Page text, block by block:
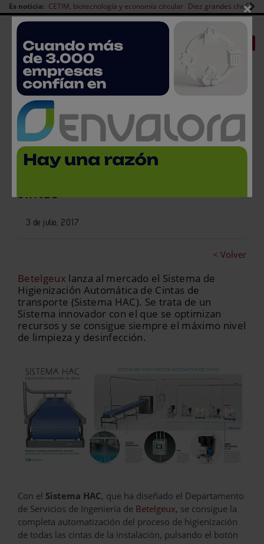
Es noticia: CETIM, biotecnología y economía circular Diez grandes chefs
Redes Sociales
Es noticia
| CANAL EMPLEO Login empresas Registro
Betelgeux lanza su Sistema de
Higienización Automática de
cintas
3 de julio, 2017
< Volver
Betelgeux lanza al mercado el Sistema de
Higienización Automática de Cintas de
transporte (Sistema HAC). Se trata de un
Sistema innovador con el que se optimizan
recursos y se consigue siempre el máximo nivel
de limpieza y desinfección.
Con el Sistema HAC, que ha diseñado el Departamento
de Servicios de Ingeniería de Betelgeux, se consigue la
completa automatización del proceso de higienización
de todas las cintas de la instalación, pulsando el botón
×